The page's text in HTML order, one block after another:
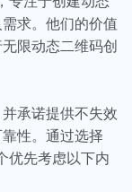
求。他们的价值
限动态二维码创
承诺提供不失效
性。通过选择
优先考虑以下内